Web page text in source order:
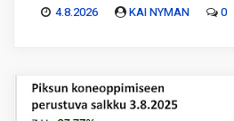
4.8.2026 KAI NYMAN 0